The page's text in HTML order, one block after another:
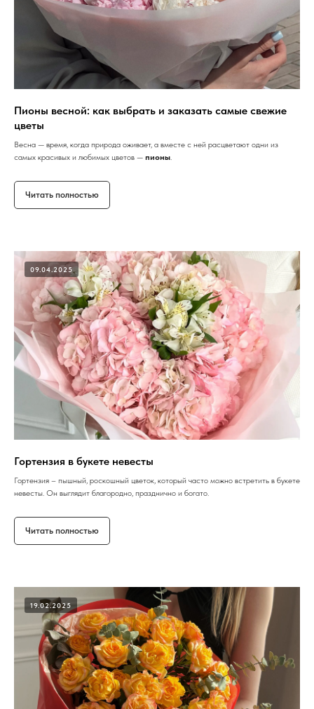
Пионы весной: как выбрать и заказать самые свежие
цветы
Весна — время, когда природа оживает, а вместе с ней расцветают одни из
самых красивых и любимых цветов — пионы
Читать полностью
09.04.2025
Гортензия в букете невесты
Гортензия – пышный, роскошный цветок, который часто можно встретить в букете
невесты. Он выглядит благородно, празднично и богато.
Читать полностью
19.02.2025